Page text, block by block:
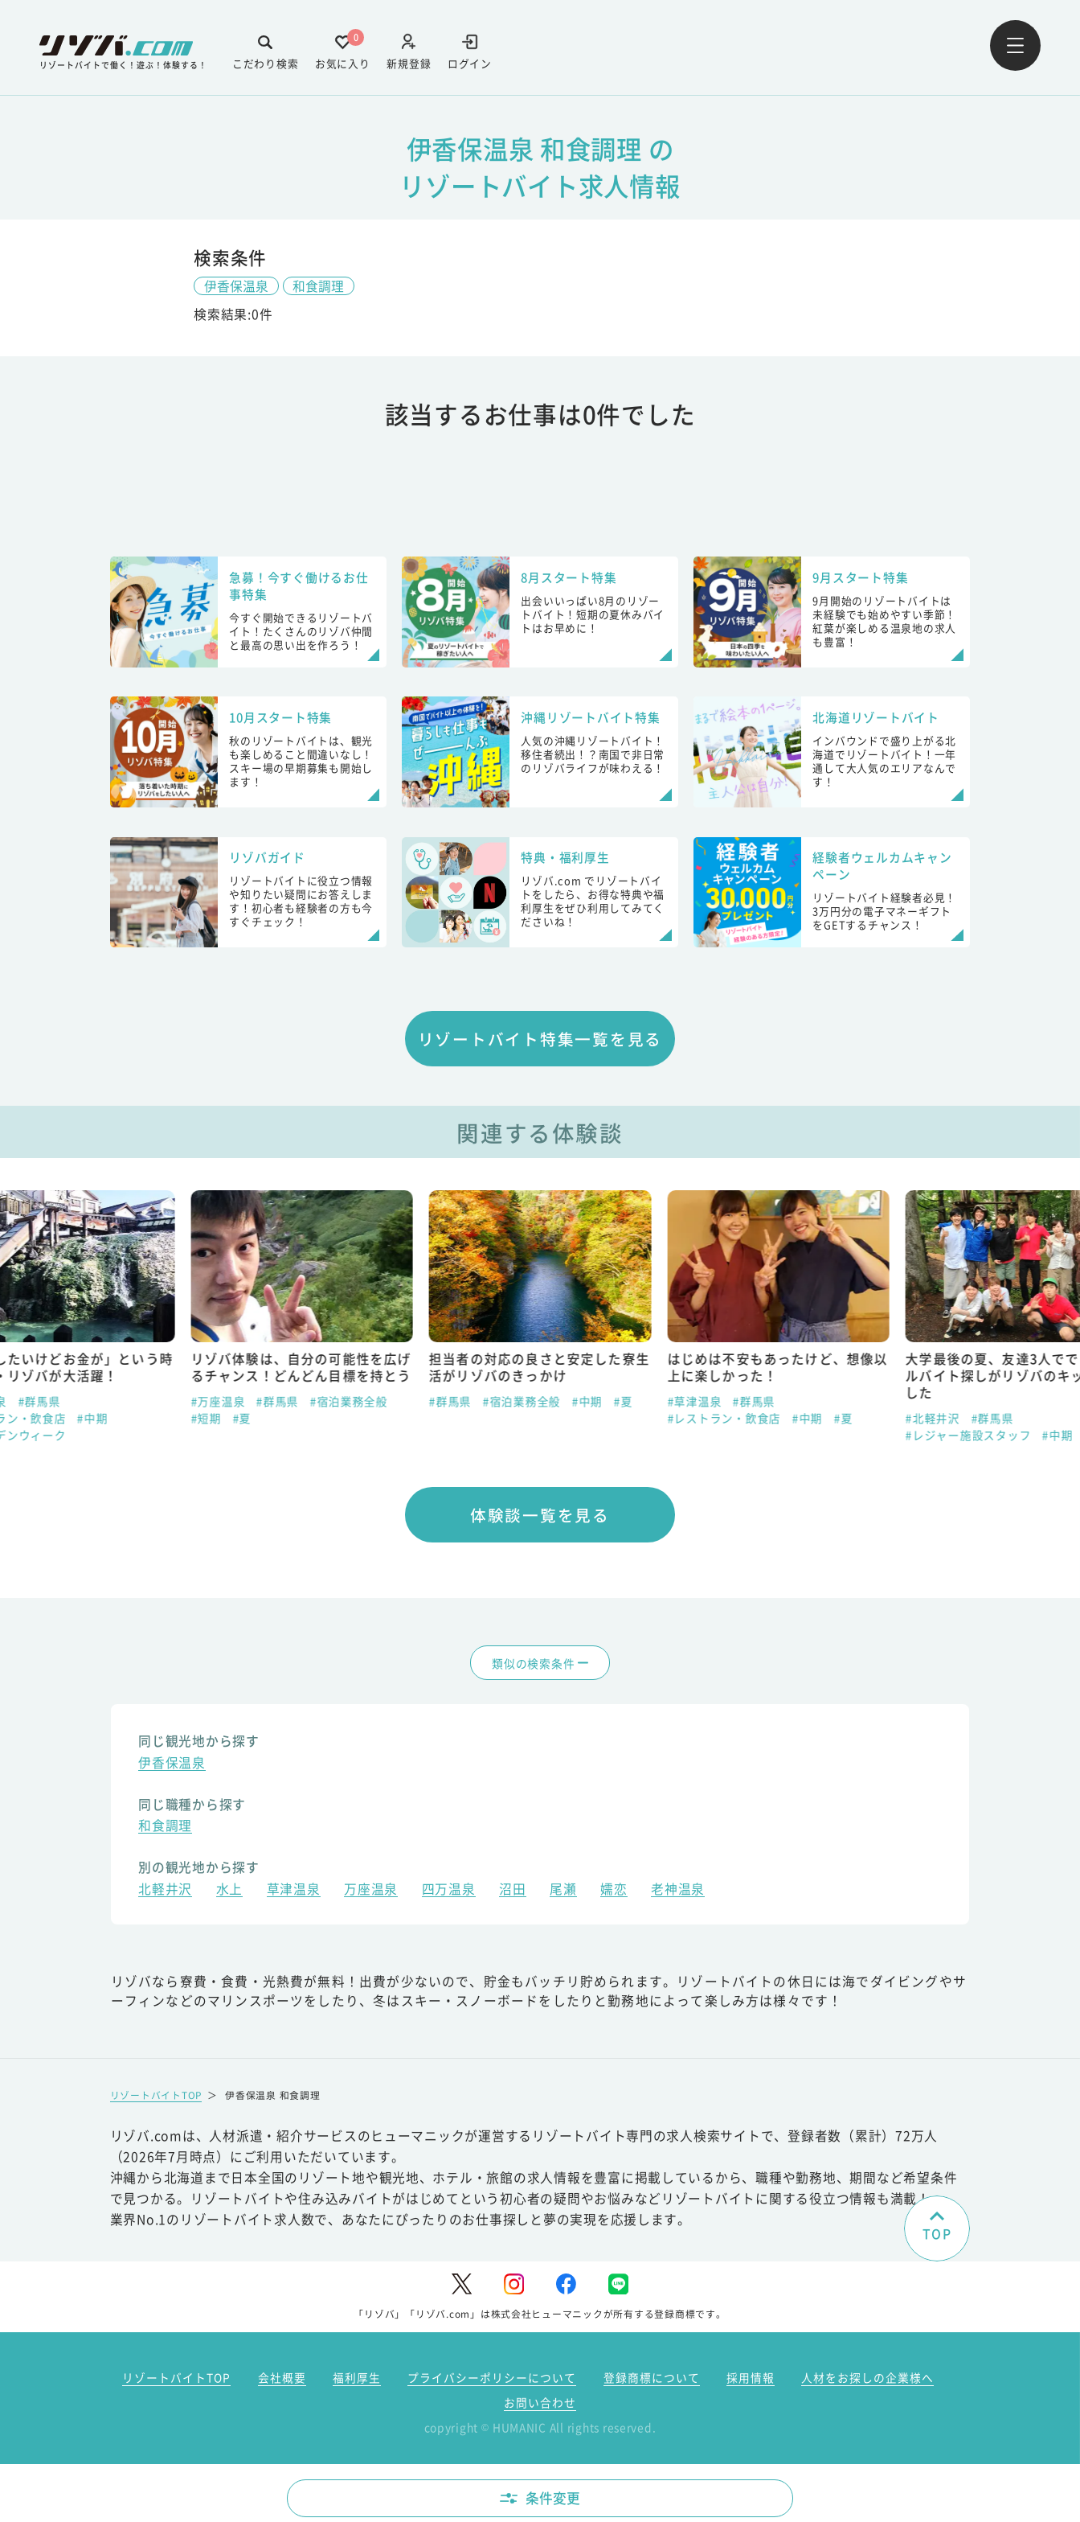
リゾートバイトで働く！遊ぶ！体験する！ ログイン
新規登録
0
お気に入り
こだわり検索
伊香保温泉 和食調理 の
リゾートバイト求人情報
検索条件
伊香保温泉
和食調理
検索結果:0件
該当するお仕事は0件でした
急募！今すぐ働けるお仕
事特集
今すぐ開始できるリゾートバ
イト！たくさんのリゾバ仲間
と最高の思い出を作ろう！
8月スタート特集
出会いいっぱい8月のリゾー
トバイト！短期の夏休みバイ
トはお早めに！
9月スタート特集
9月開始のリゾートバイトは
未経験でも始めやすい季節！
紅葉が楽しめる温泉地の求人
も豊富！
10月スタート特集
秋のリゾートバイトは、観光
も楽しめること間違いなし！
スキー場の早期募集も開始し
ます！
沖縄リゾートバイト特集
人気の沖縄リゾートバイト！
移住者続出！？南国で非日常
のリゾバライフが味わえる！
北海道リゾートバイト
インバウンドで盛り上がる北
海道でリゾートバイト！一年
通して大人気のエリアなんで
す！
リゾバガイド
リゾートバイトに役立つ情報
や知りたい疑問にお答えしま
す！初心者も経験者の方も今
すぐチェック！
特典・福利厚生
リゾバ.com でリゾートバイ
トをしたら、お得な特典や福
利厚生をぜひ利用してみてく
ださいね！
経験者ウェルカムキャン
ペーン
リゾートバイト経験者必見！
3万円分の電子マネーギフト
をGETするチャンス！
リゾートバイト特集一覧を見る
関連する体験談
たいけどお金が」という時
リゾバが大活躍！
#群馬県
ン・飲食店
#中期
ンウィーク
リゾバ体験は、自分の可能性を広げ
るチャンス！どんどん目標を持とう
#万座温泉 #群馬県
#宿泊業務全般
#短期
#夏
担当者の対応の良さと安定した寮生
活がリゾバのきっかけ
#群馬県 #宿泊業務全般 #中期 #夏
はじめは不安もあったけど、想像以
上に楽しかった！
#草津温泉
#群馬県
#レストラン・飲食店
#中期 #夏
大学最後の夏、友達3人で
ルバイト探しがリゾバのキ
した
#北軽井沢
#群馬県
#レジャー施設スタッフ
#中期
体験談一覧を見る
類似の検索条件
同じ観光地から探す
伊香保温泉
同じ職種から探す
和食調理
別の観光地から探す
北軽井沢
水上 草津温泉 万座温泉 四万温泉 沼田 尾瀬 嬬恋 老神温泉
リゾバなら寮費・食費・光熱費が無料！出費が少ないので、貯金もバッチリ貯められます。リゾートバイトの休日には海でダイビングやサ
ーフィンなどのマリンスポーツをしたり、冬はスキー・スノーボードをしたりと勤務地によって楽しみ方は様々です！
リゾートバイトTOP ＞ 伊香保温泉 和食調理
リゾバ.comは、人材派遣・紹介サービスのヒューマニックが運営するリゾートバイト専門の求人検索サイトで、登録者数（累計）72万人
（2026年7月時点）にご利用いただいています。
沖縄から北海道まで日本全国のリゾート地や観光地、ホテル・旅館の求人情報を豊富に掲載しているから、職種や勤務地、期間など希望条件
で見つかる。リゾートバイトや住み込みバイトがはじめてという初心者の疑問やお悩みなどリゾートバイトに関する役立つ情報も満載！
業界No.1のリゾートバイト求人数で、あなたにぴったりのお仕事探しと夢の実現を応援します。
TOP
「リゾバ」「リゾバ.com」は株式会社ヒューマニックが所有する登録商標です。
リゾートバイトTOP 会社概要 福利厚生 プライバシーポリシーについて 登録商標について 採用情報
人材をお探しの企業様へ
お問い合わせ
copyright © HUMANIC All rights reserved.
条件変更